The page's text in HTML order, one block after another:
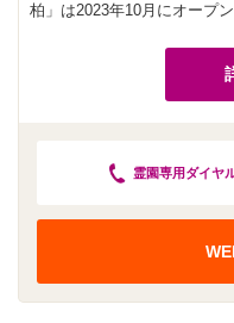
柏」は2023年10月にオープ
霊園専用 ダイヤ